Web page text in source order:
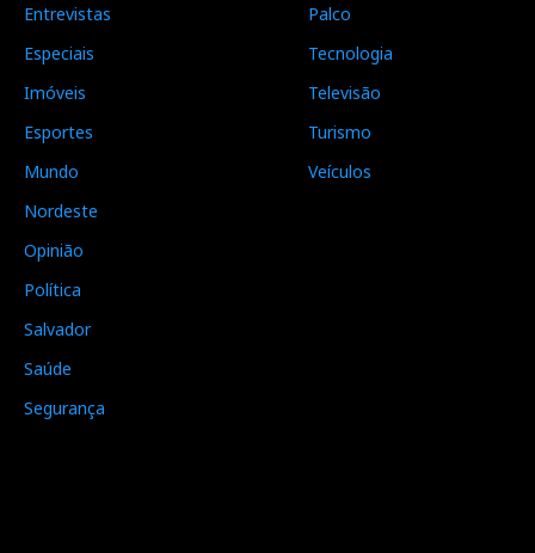
Entrevistas
Especiais
Imóveis
Esportes
Mundo
Nordeste
Opinião
Política
Salvador
Saúde
Segurança
Palco
Tecnologia
Televisão
Turismo
Veículos